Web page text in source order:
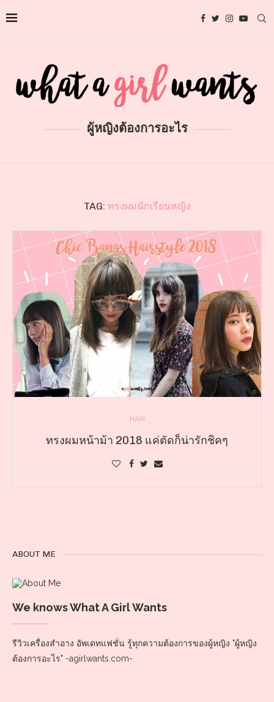
ผู้หญิงต้องการอะไร
TAG: ทรงผมนักเรียนหญิง
HAIR
ทรงผมหน้าม้า 2018 แค่ตัดก็น่ารักชิคๆ
ABOUT ME
We knows What A Girl Wants
รีวิวเครื่องสำอาง อัพเดทแฟชั่น รู้ทุกความต้องการของผู้หญิง "ผู้หญิง
ต้องการอะไร" -agirlwants.com-